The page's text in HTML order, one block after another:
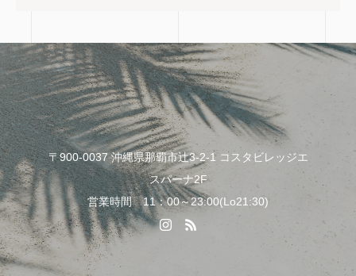
〒900-0037 沖縄県那覇市辻3-2-1 コスタビレッジエ
スパーナ2F
営業時間 11：00～23:00(Lo21:30)